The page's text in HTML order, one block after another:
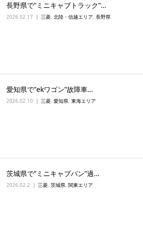
長野県で”ミニキャブトラック”…
2026.02.17 三菱, 北陸・信越エリア, 長野県
愛知県で”ekワゴン”故障車…
2026.02.10 三菱, 愛知県, 東海エリア
茨城県で”ミニキャブバン”過…
2026.02.2 三菱, 茨城県, 関東エリア